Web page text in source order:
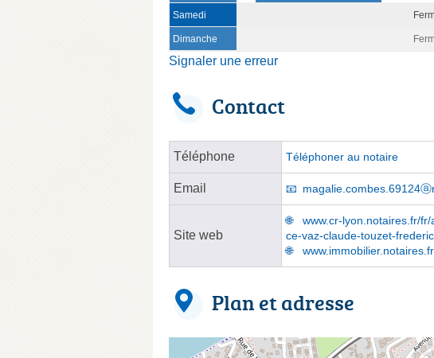
Samedi
Dimanche
Signaler une erreur
Contact
Téléphone Téléphoner au notaire
Email
Site web
www.cr-lyon.notaires.fr/
ce-vaz-claude-touzet-
www.immobilier.notaires.fr
Plan et adresse